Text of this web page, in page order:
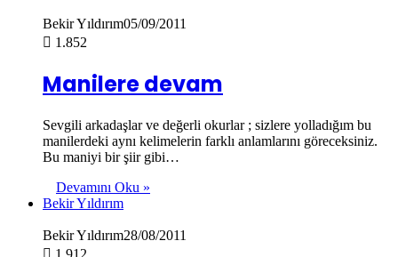
Bekir Yıldırım05/09/2011
1.852
Manilere devam
Sevgili arkadaşlar ve değerli okurlar ; sizlere yolladığım bu
manilerdeki aynı kelimelerin farklı anlamlarını göreceksiniz.
Bu maniyi bir şiir gibi…
Devamını Oku »
Bekir Yıldırım
Bekir Yıldırım28/08/2011